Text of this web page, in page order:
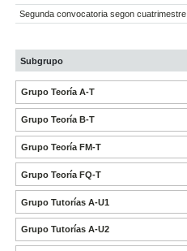
Segunda convocatoria segon cuatrimestre
Subgrupo
Grupo Teoría A-T
Grupo Teoría B-T
Grupo Teoría FM-T
Grupo Teoría FQ-T
Grupo Tutorías A-U1
Grupo Tutorías A-U2